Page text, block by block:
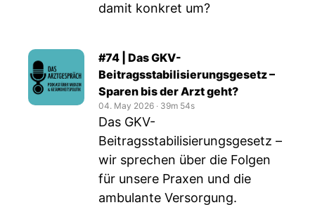
damit konkret um?
#74 | Das GKV-
Beitragsstabilisierungsgesetz –
Sparen bis der Arzt geht?
04. May 2026 ‧ 39m 54s
Das GKV-
Beitragsstabilisierungsgesetz –
wir sprechen über die Folgen
für unsere Praxen und die
ambulante Versorgung.